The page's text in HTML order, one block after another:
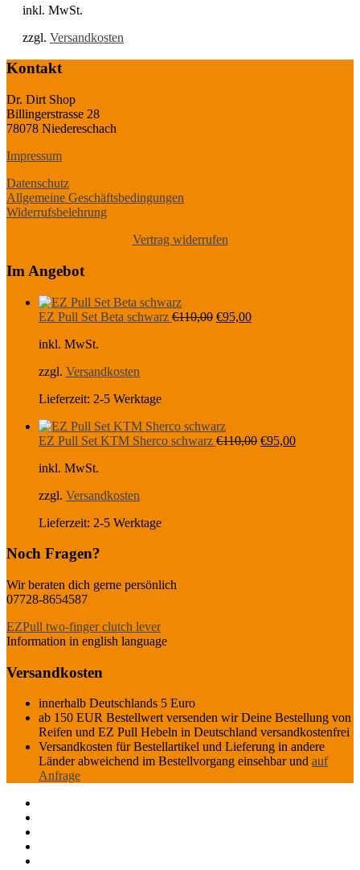
inkl. MwSt.
zzgl. Versandkosten
Kontakt
Dr. Dirt Shop
Billingerstrasse 28
78078 Niedereschach
Impressum
Datenschutz
Allgemeine Geschäftsbedingungen
Widerrufsbelehrung
Vertrag widerrufen
Im Angebot
EZ Pull Set Beta schwarz €110,00 Ursprünglicher
€95,00Aktueller
inkl. MwSt.
zzgl. Versandkosten
Lieferzeit: 2-5 Werktage
EZ Pull Set KTM Sherco schwarz €110,00 Ursprünglicher
€95,00Aktueller
inkl. MwSt.
zzgl. Versandkosten
Lieferzeit: 2-5 Werktage
Noch Fragen?
Wir beraten dich gerne persönlich
07728-8654587
EZPull two-finger clutch lever
Information in english language
Versandkosten
innerhalb Deutschlands 5 Euro
ab 150 EUR Bestellwert versenden wir Deine Bestellung von
Reifen und EZ Pull Hebeln in Deutschland versandkostenfrei
Versandkosten für Bestellartikel und Lieferung in andere
Länder abweichend im Bestellvorgang einsehbar und auf
Anfrage